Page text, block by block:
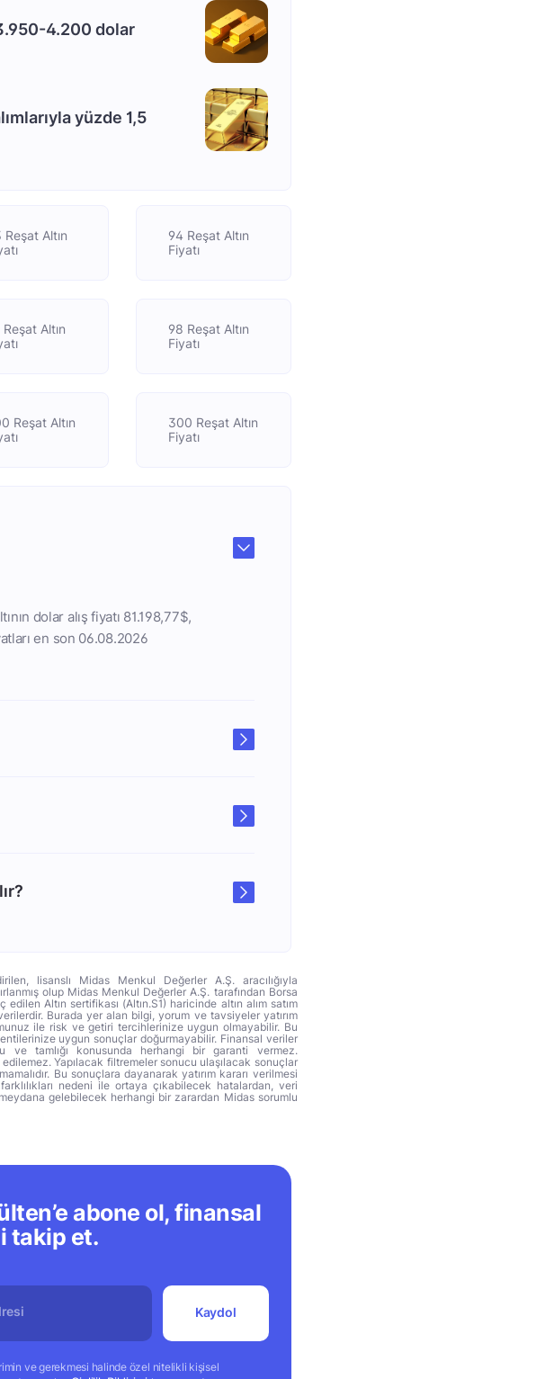
4.200 dolar
yüzde 1,5
Reşat Altın
94 Reşat Altın
Fiyatı
Reşat Altın
98 Reşat Altın
Fiyatı
Reşat Altın
300 Reşat Altın
Fiyatı
dolar alış fiyatı 81.198,77$,
en son 06.08.2026
lisanslı Midas Menkul Değerler A.Ş. aracılığıyla
olup Midas Menkul Değerler A.Ş. tarafından Borsa
Altın sertifikası (Altın.S1) haricinde altın alım satım
Burada yer alan bilgi, yorum ve tavsiyeler yatırım
ile risk ve getiri tercihlerinize uygun olmayabilir. Bu
uygun sonuçlar doğurmayabilir. Finansal veriler
ve tamlığı konusunda herhangi bir garanti vermez.
Yapılacak filtremeler sonucu ulaşılacak sonuçlar
Bu sonuçlara dayanarak yatırım kararı verilmesi
nedeni ile ortaya çıkabilecek hatalardan, veri
gelebilecek herhangi bir zarardan Midas sorumlu
abone ol, finansal
takip et.
Kaydol
ve gerekmesi halinde özel nitelikli kişisel